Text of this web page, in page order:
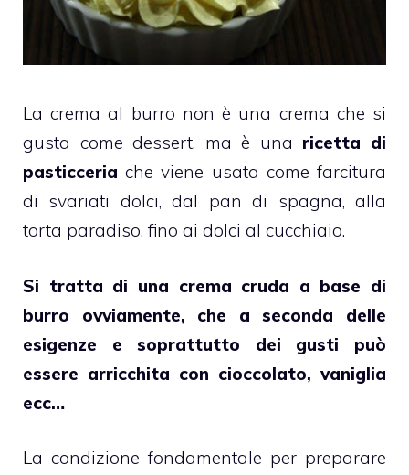
La crema al burro non è una crema che si
gusta come dessert, ma è una ricetta di
pasticceria che viene usata come farcitura
di svariati dolci, dal pan di spagna, alla
torta paradiso, fino ai dolci al cucchiaio.
Si tratta di una crema cruda a base di
burro ovviamente, che a seconda delle
esigenze e soprattutto dei gusti può
essere arricchita con cioccolato, vaniglia
ecc…
La condizione fondamentale per preparare